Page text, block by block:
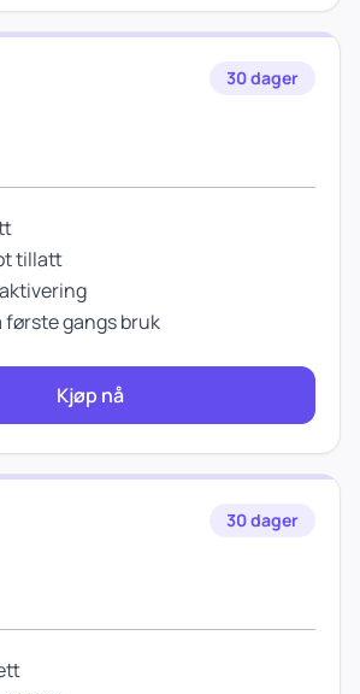
30 dager
tillatt
første gangs bruk
Kjøp nå
30 dager